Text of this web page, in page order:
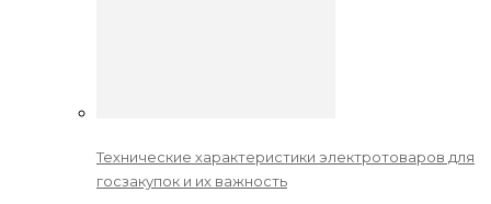
Технические характеристики электротоваров для
госзакупок и их важность